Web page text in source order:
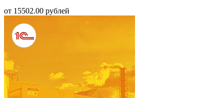
от 15502.00 рублей